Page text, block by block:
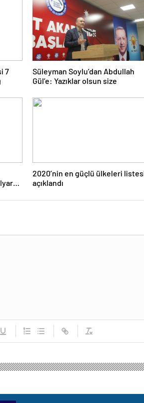
7
Süleyman Soylu’dan Abdullah
Gül’e: Yazıklar olsun size
2020’nin en güçlü ülkeleri
açıklandı